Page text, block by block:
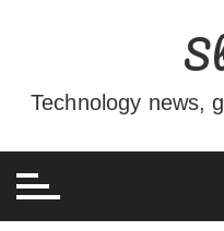
conteúdo
Technology news,